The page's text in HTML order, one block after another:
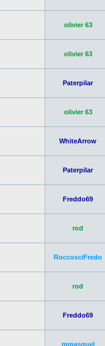
olivier 63
olivier 63
Paterpilar
olivier 63
WhiteArrow
Paterpilar
Freddo69
rod
RoccosciFredo
rod
Freddo69
mmasquel